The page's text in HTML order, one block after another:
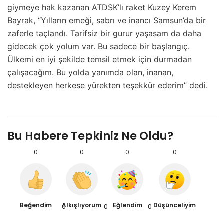
giymeye hak kazanan ATDSK’lı raket Kuzey Kerem
Bayrak, “Yılların emeği, sabrı ve inancı Samsun’da bir
zaferle taçlandı. Tarifsiz bir gurur yaşasam da daha
gidecek çok yolum var. Bu sadece bir başlangıç.
Ülkemi en iyi şekilde temsil etmek için durmadan
çalışacağım. Bu yolda yanımda olan, inanan,
destekleyen herkese yürekten teşekkür ederim” dedi.
Bu Habere Tepkiniz Ne Oldu?
0
Beğendim
0
Alkışlıyorum
0
Eğlendim
0
Düşünceliyim
0 0 0